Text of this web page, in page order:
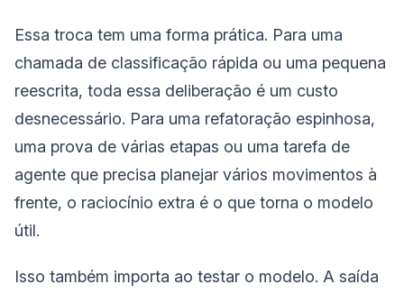
Essa troca tem uma forma prática. Para uma
chamada de classificação rápida ou uma pequena
reescrita, toda essa deliberação é um custo
desnecessário. Para uma refatoração espinhosa,
uma prova de várias etapas ou uma tarefa de
agente que precisa planejar vários movimentos à
frente, o raciocínio extra é o que torna o modelo
útil.
Isso também importa ao testar o modelo. A saída